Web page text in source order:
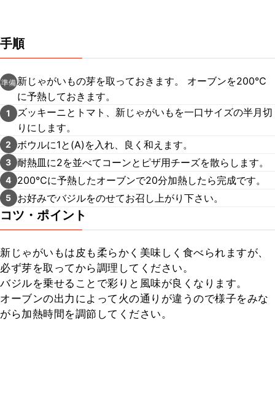
手順
準備 新じゃがいもの芽を取っておきます。 オーブンを200℃
に予熱しておきます。
1
ズッキーニとトマト、新じゃがいもを一口サイズの半月切
りにします。
2 ボウルに1と(A)を入れ、良く和えます。
3 耐熱皿に2を並べてコーンとピザ用チーズを散らします。
4 200℃に予熱したオーブンで20分加熱したら完成です。
5 お好みでバジルをのせてお召し上がり下さい。
コツ・ポイント
新じゃがいもは皮も柔らかく美味しく食べられますが、
必ず芽を取ってから調理してください。
バジルを乗せることで彩りと風味が良くなります。
オーブンの出力によって火の通りが違うので様子をみな
がら加熱時間を調節してください。